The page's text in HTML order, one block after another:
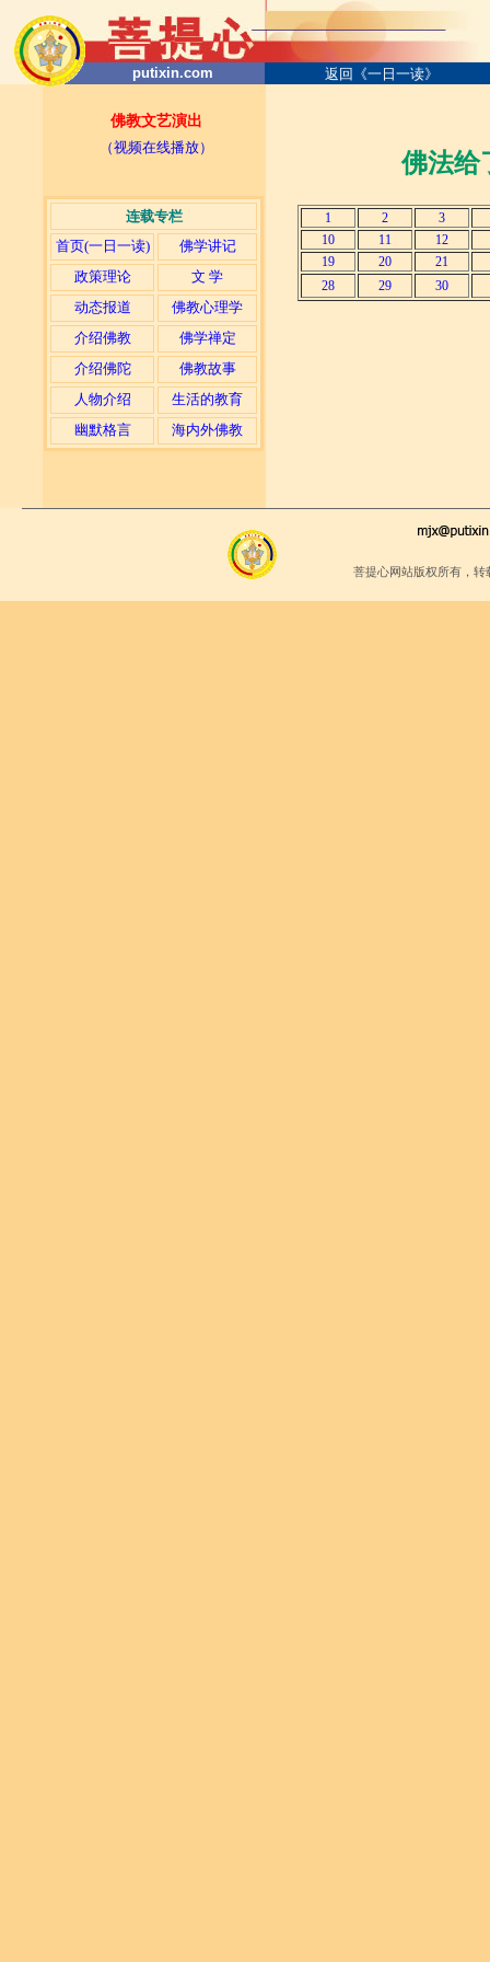
putixin.com 返回《一日一读》
连载专栏
首页(一日一读)
佛学讲记
政策理论
文 学
动态报道
佛教心理学
介绍佛教
佛学禅定
介绍佛陀
佛教故事
人物介绍
生活的教育
幽默格言
海内外佛教
佛教文艺演出
（视频在线播放）
佛法给
1 2
3
10
11
12
19
20
21
28
29 30
菩提心网站版权所有，